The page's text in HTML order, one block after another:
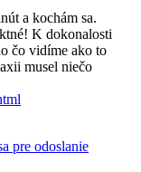
a kochám sa.
K dokonalosti
čo vidíme ako to
musel niečo
pre odoslanie